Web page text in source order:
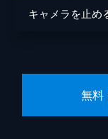
キャメラを止め
無料